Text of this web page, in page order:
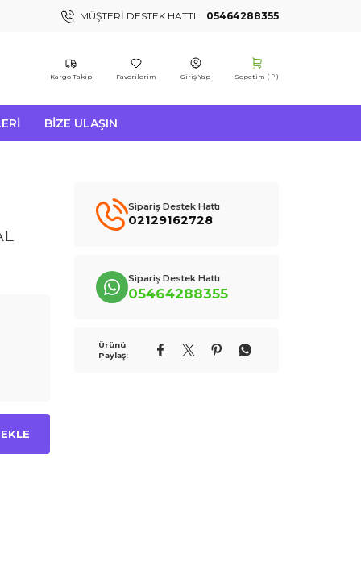
MÜŞTERI DESTEK HATTI : 05464288355
Kargo Takip Favorilerim Giriş Yap Sepetim ( 0 )
BIZE ULAŞIN
Sipariş Destek Hattı
02129162728
Sipariş Destek Hattı
05464288355
Ürünü
Paylaş: